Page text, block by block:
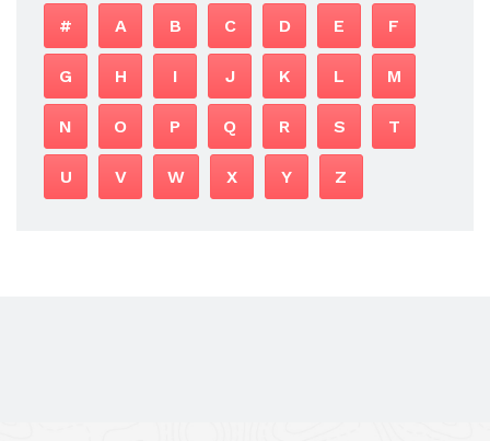
# A B C D E F
G H I J K L M
N O P Q R S T
U V W X Y Z